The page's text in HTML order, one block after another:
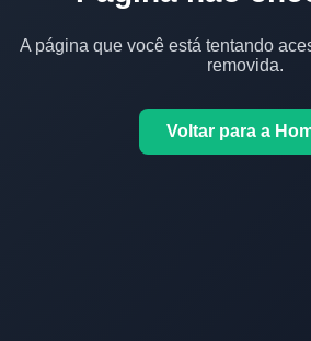
A página que você está tentando
removida.
Voltar para a